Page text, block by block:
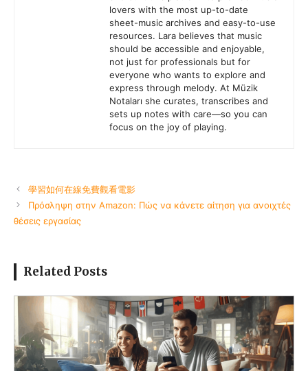
lovers with the most up-to-date
sheet-music archives and easy-to-use
resources. Lara believes that music
should be accessible and enjoyable,
not just for professionals but for
everyone who wants to explore and
express through melody. At Müzik
Notaları she curates, transcribes and
sets up notes with care—so you can
focus on the joy of playing.
學習如何在線免費觀看電影
Πρόσληψη στην Amazon: Πώς να κάνετε αίτηση για ανοιχτές
θέσεις εργασίας
Related Posts